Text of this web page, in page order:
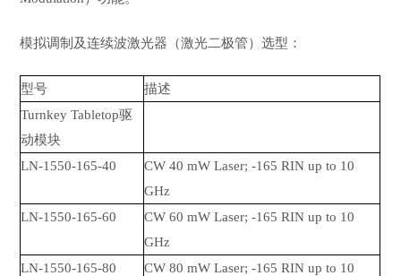
模拟调制及连续波激光器（激光二极管）选型：
型号
描述
Turnkey Tabletop驱
动模块
LN-1550-165-40
CW 40 mW Laser; -165 RIN up to 10
GHz
LN-1550-165-60
CW 60 mW Laser; -165 RIN up to 10
GHz
LN-1550-165-80
CW 80 mW Laser; -165 RIN up to 10